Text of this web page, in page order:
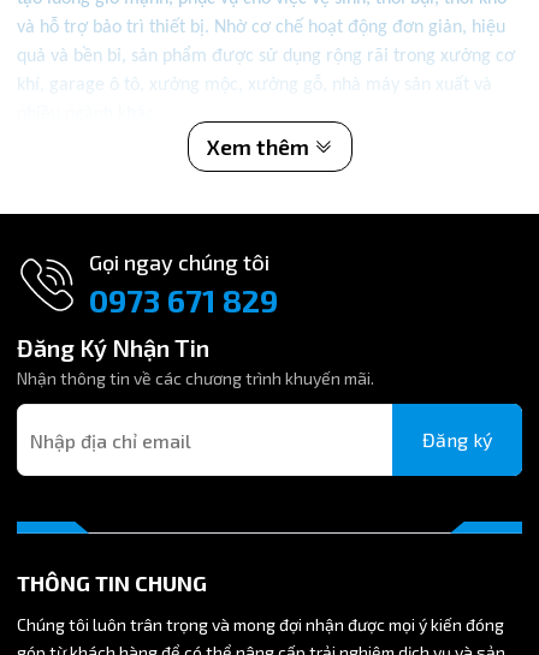
và hỗ trợ bảo trì thiết bị. Nhờ cơ chế hoạt động đơn giản, hiệu
quả và bền bỉ, sản phẩm được sử dụng rộng rãi trong xưởng cơ
khí, garage ô tô, xưởng mộc, xưởng gỗ, nhà máy sản xuất và
Xem thêm
Gọi ngay chúng tôi
0973 671 829
Đăng Ký Nhận Tin
Nhận thông tin về các chương trình khuyến mãi.
Đăng ký
THÔNG TIN CHUNG
Chúng tôi luôn trân trọng và mong đợi nhận được mọi ý kiến đóng